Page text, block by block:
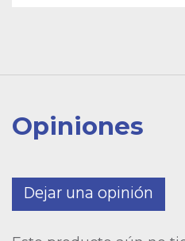
Opiniones
Dejar una opinión